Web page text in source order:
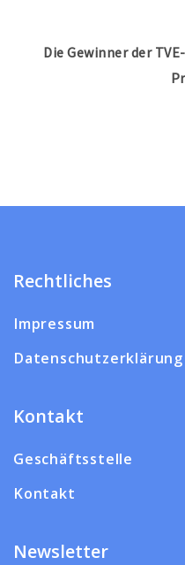
Die Gewinner der
Rechtliches
Impressum
Datenschutzerklärung
Kontakt
Geschäftsstelle
Kontakt
Newsletter